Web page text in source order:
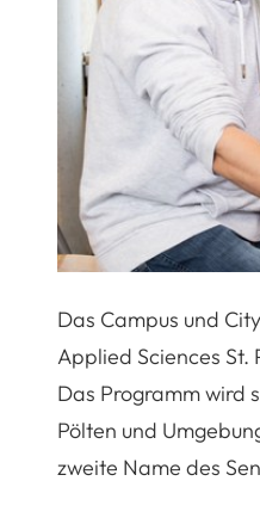
Das Campus und
Applied Sciences St.
Das Programm wird
Pölten und
zweite Name des